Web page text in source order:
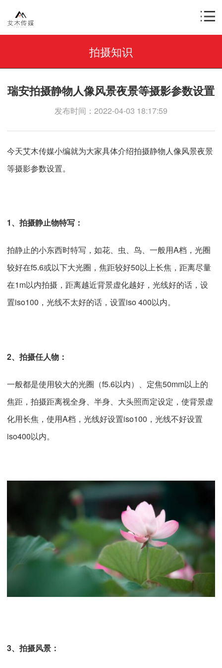
拍摄知识
瑞安拍摄静物人像风景夜景等摄影参数设置
发布时间：2022-04-03 18:17:59
今天艾木传媒小编就为大家具体介绍拍摄静物人像风景夜景
等摄影参数设置。
1、拍摄静止物特写：
拍静止的小东西时特写，如花、虫、鸟、一般用A档，光圈
较好在f5.6或以下大光圈，焦距较好50以上长焦，距离尽量
在1m以内拍摄，距离越近背景虚化越好，光线好的话，设
置iso100，光线不太好的话，设置iso 400以内。
2、 拍摄任人物 ：
一般都是使用较大的光圈（f5.6以内）、定焦50mm以上的
焦距，拍摄距离视全身、半身、大头照而定设定，使背景虚
化用长焦，使用A档，光线好设置iso100，光线不好设置
iso400以内。
3、 拍摄风景 ：